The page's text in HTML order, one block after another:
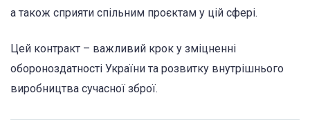
а також сприяти спільним проєктам у цій сфері.
Цей контракт – важливий крок у зміцненні
обороноздатності України та розвитку внутрішнього
виробництва сучасної зброї.